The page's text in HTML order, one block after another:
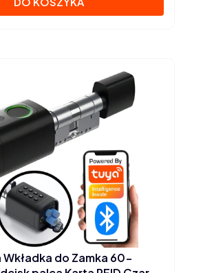
do Zamka 60-